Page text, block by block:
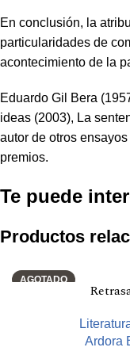
En conclusión, la
particularidades de
acontecimiento de la
Eduardo Gil Bera
ideas (2003), La
autor de otros
premios.
Te puede
Productos
AGOTADO
Ardora